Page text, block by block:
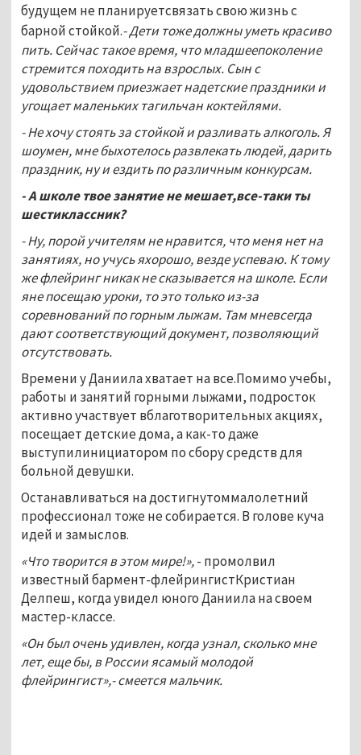
будущем не планируетсвязать свою жизнь с
барной стойкой.- Дети тоже должны уметь красиво
пить. Сейчас такое время, что младшеепоколение
стремится походить на взрослых. Сын с
удовольствием приезжает надетские праздники и
угощает маленьких тагильчан коктейлями.
- Не хочу стоять за стойкой и разливать алкоголь. Я
шоумен, мне быхотелось развлекать людей, дарить
праздник, ну и ездить по различным конкурсам.
- А школе твое занятие не мешает,все-таки ты
шестиклассник?
- Ну, порой учителям не нравится, что меня нет на
занятиях, но учусь яхорошо, везде успеваю. К тому
же флейринг никак не сказывается на школе. Если
яне посещаю уроки, то это только из-за
соревнований по горным лыжам. Там мневсегда
дают соответствующий документ, позволяющий
отсутствовать.
Времени у Даниила хватает на все.Помимо учебы,
работы и занятий горными лыжами, подросток
активно участвует вблаготворительных акциях,
посещает детские дома, а как-то даже
выступилинициатором по сбору средств для
больной девушки.
Останавливаться на достигнутоммалолетний
профессионал тоже не собирается. В голове куча
идей и замыслов.
«Что творится в этом мире!»,- промолвил
известный бармент-флейрингистКристиан
Делпеш, когда увидел юного Даниила на своем
мастер-классе.
«Он был очень удивлен, когда узнал, сколько мне
лет, еще бы, в России ясамый молодой
флейрингист»,- смеется мальчик.